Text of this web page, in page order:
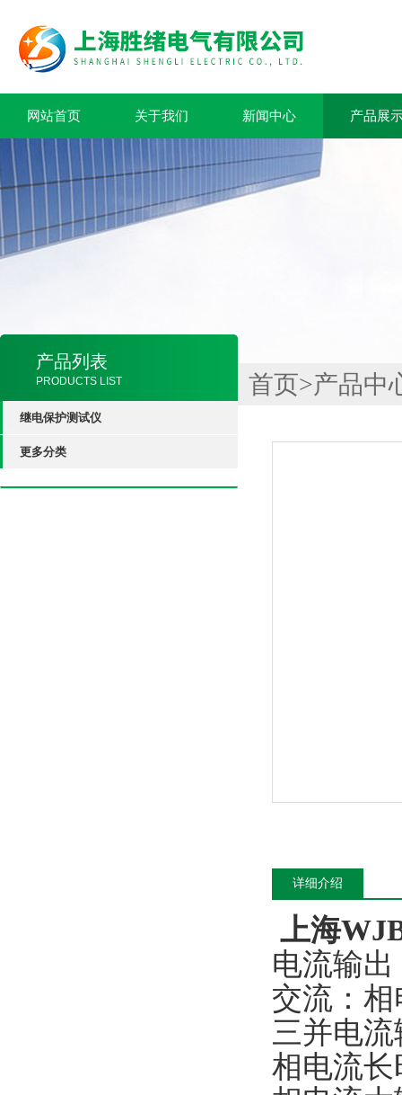
网站首页 关于我们 新闻中心 产品展
产品列表
PRODUCTS LIST
继电保护测试仪
更多分类
首页>产品中
详细介绍
上海
电流输出
交流：
三并电
相电流